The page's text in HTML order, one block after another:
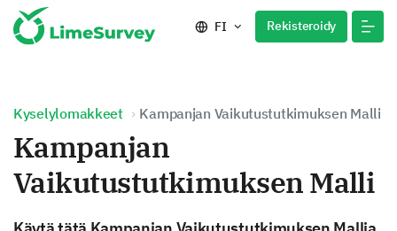
FI Rekisteroidy
Kyselylomakkeet Kampanjan Vaikutustutkimuksen Malli
Kampanjan
Vaikutustutkimuksen Malli